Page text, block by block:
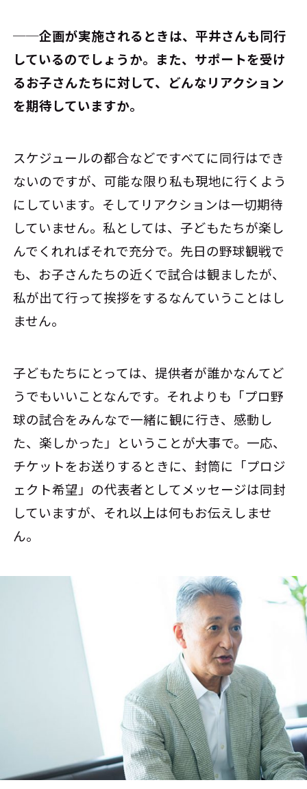
──企画が実施されるときは、平井さんも同行
しているのでしょうか。また、サポートを受け
るお子さんたちに対して、どんなリアクション
を期待していますか。
スケジュールの都合などですべてに同行はでき
ないのですが、可能な限り私も現地に行くよう
にしています。そしてリアクションは一切期待
していません。私としては、子どもたちが楽し
んでくれればそれで充分で。先日の野球観戦で
も、お子さんたちの近くで試合は観ましたが、
私が出て行って挨拶をするなんていうことはし
ません。
子どもたちにとっては、提供者が誰かなんてど
うでもいいことなんです。それよりも「プロ野
球の試合をみんなで一緒に観に行き、感動し
た、楽しかった」ということが大事で。一応、
チケットをお送りするときに、封筒に「プロジ
ェクト希望」の代表者としてメッセージは同封
していますが、それ以上は何もお伝えしませ
ん。